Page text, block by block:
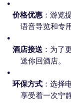
价格优惠 ：游览
语音导览和专
酒店接送 ：为了
送你回酒店。
环保方式 ：选择
享受着一次宁